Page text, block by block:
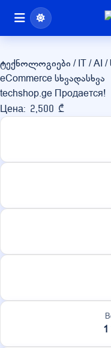
techshop.ge
ტექნოლოგიები / IT / AI /
eCommerceსხვადასხვა
techshop.ge Продается!
Цена: 2,500 ₾